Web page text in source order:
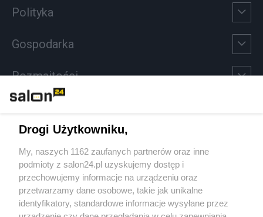
Polityka
Gospodarka
Rozmaitości
Sport
Społeczeństwo
Kultura
Drogi Użytkowniku,
My, naszych 1162 zaufanych partnerów oraz inne
podmioty z salon24.pl uzyskujemy dostęp i
przechowujemy informacje na urządzeniu oraz
przetwarzamy dane osobowe, takie jak unikalne
identyfikatory, standardowe informacje wysyłane przez